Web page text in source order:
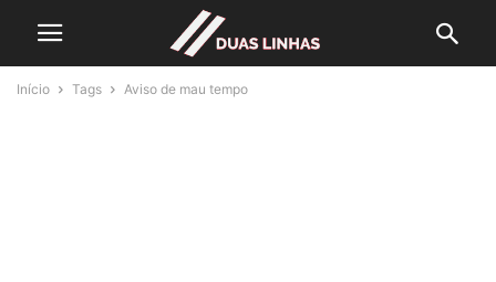
Início Tags Aviso de mau tempo